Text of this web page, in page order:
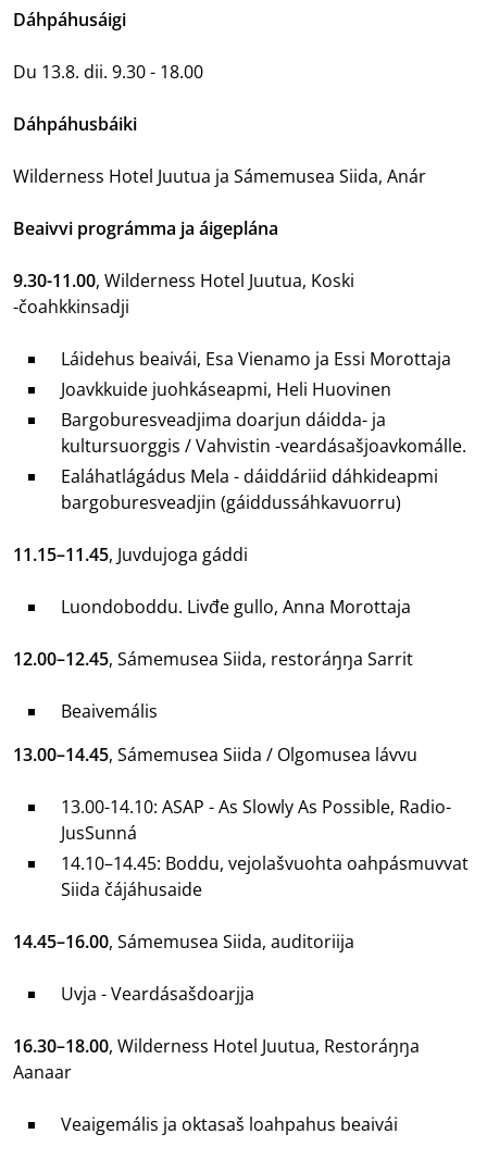
Dáhpáhusáigi
Du 13.8. dii. 9.30 - 18.00
Dáhpáhusbáiki
Wilderness Hotel Juutua ja Sámemusea Siida, Anár
Beaivvi prográmma ja áigeplána
9.30-11.00, Wilderness Hotel Juutua, Koski
-čoahkkinsadji
Láidehus beaivái, Esa Vienamo ja Essi Morottaja
Joavkkuide juohkáseapmi, Heli Huovinen
Bargoburesveadjima doarjun dáidda- ja
kultursuorggis / Vahvistin -veardásašjoavkomálle.
Ealáhatlágádus Mela - dáiddáriid dáhkideapmi
bargoburesveadjin (gáiddussáhkavuorru)
11.15–11.45, Juvdujoga gáddi
Luondoboddu. Livđe gullo, Anna Morottaja
12.00–12.45, Sámemusea Siida, restoráŋŋa Sarrit
Beaivemális
13.00–14.45, Sámemusea Siida / Olgomusea lávvu
13.00-14.10: ASAP - As Slowly As Possible, Radio-
JusSunná
14.10–14.45: Boddu, vejolašvuohta oahpásmuvvat
Siida čájáhusaide
14.45–16.00, Sámemusea Siida, auditoriija
Uvja - Veardásašdoarjja
16.30–18.00, Wilderness Hotel Juutua, Restoráŋŋa
Aanaar
Veaigemális ja oktasaš loahpahus beaivái